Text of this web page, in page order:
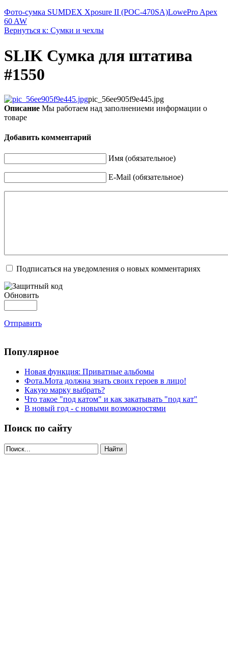
Фото-сумка SUMDEX Xposure II (POC-470SA)LowePro Apex
60 AW
Вернуться к: Сумки и чехлы
SLIK Сумка для штатива
#1550
pic_56ee905f9e445.jpg
Описание Мы работаем над заполнениеми информации о
товаре
Добавить комментарий
Имя (обязательное)
E-Mail (обязательное)
Подписаться на уведомления о новых комментариях
Обновить
Отправить
Популярное
Новая функция: Приватные альбомы
Фота.Мота должна знать своих героев в лицо!
Какую марку выбрать?
Что такое "под катом" и как закатывать "под кат"
В новый год - с новыми возможностями
Поиск по сайту
Найти